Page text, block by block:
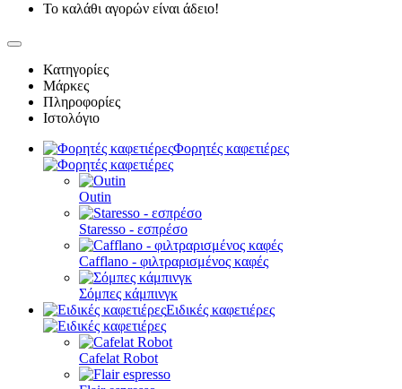
Το καλάθι αγορών είναι άδειο!
Κατηγορίες
Μάρκες
Πληροφορίες
Ιστολόγιο
Φορητές καφετιέρες
Outin
Staresso - εσπρέσο
Cafflano - φιλτραρισμένος καφές
Σόμπες κάμπινγκ
Ειδικές καφετιέρες
Cafelat Robot